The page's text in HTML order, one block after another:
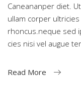
Caneananper diet.
ullam corper
rhoncus.neque sed
cies nisi vel augue
Read More